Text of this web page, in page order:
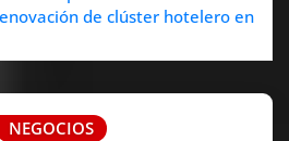
de clúster hotelero en
NEGOCIOS